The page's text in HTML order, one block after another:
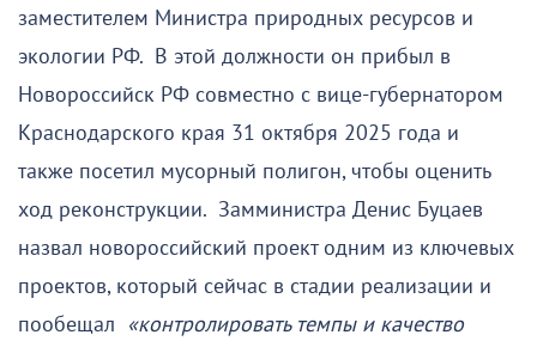
заместителем Министра природных ресурсов и
экологии РФ. В этой должности он прибыл в
Новороссийск РФ совместно с вице-губернатором
Краснодарского края 31 октября 2025 года и
также посетил мусорный полигон, чтобы оценить
ход реконструкции. Замминистра Денис Буцаев
назвал новороссийский проект одним из ключевых
проектов, который сейчас в стадии реализации и
пообещал «контролировать темпы и качество